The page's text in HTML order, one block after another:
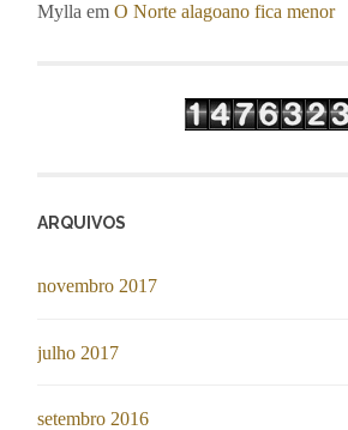
Mylla emO Norte alagoano fica menor
ARQUIVOS
novembro 2017
julho 2017
setembro 2016